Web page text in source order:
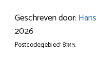
Geschreven door: Hans
2026
Postcodegebied: 8345.